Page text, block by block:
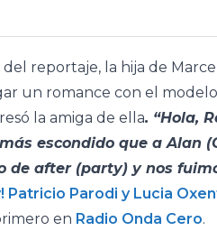
reportaje, la hija de
un romance con el
la amiga de ella. “Hola,
escondido que a Alan
de after (party) y nos
Patricio Parodi y Lucia
en Radio Onda Cero.